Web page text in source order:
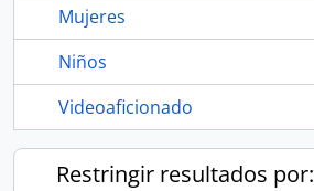
Mujeres
Niños
Videoaficionado
Restringir resultados por: